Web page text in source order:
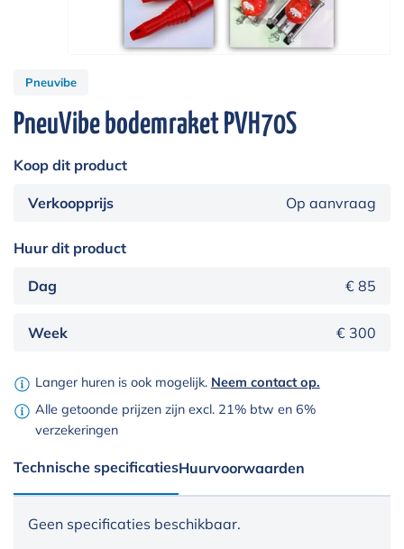
Pneuvibe
PneuVibe bodemraket PVH70S
Koop dit product
Verkoopprijs Op aanvraag
Huur dit product
Dag € 85
Week € 300
Langer huren is ook mogelijk. Neem contact op.
Alle getoonde prijzen zijn excl. 21% btw en 6%
verzekeringen
Technische specificatiesHuurvoorwaarden
Geen specificaties beschikbaar.